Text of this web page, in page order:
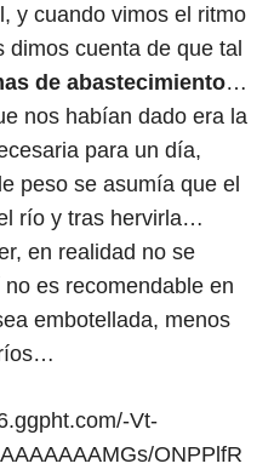
y cuando vimos el ritmo
cuenta de que tal
de abastecimiento…
nos habían dado era la
para un día,
peso se asumía que el
río y tras hervirla…
en realidad no se
es recomendable en
embotellada, menos
Vt-
ONPPlfR